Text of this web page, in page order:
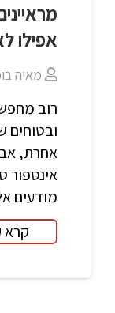
אפילו
מאיה
רוב
ובטוחים
אחרת,
אינספור
מודעים
קרא